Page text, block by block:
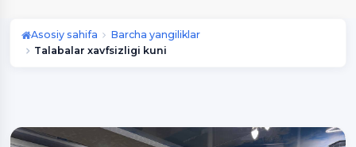
Asosiy sahifa
Barcha yangiliklar
Talabalar xavfsizligi kuni